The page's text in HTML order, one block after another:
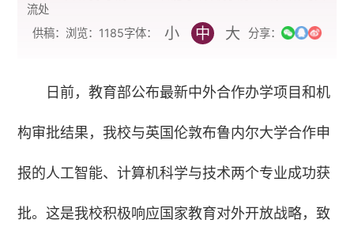
流处
供稿： 浏览： 1185字体： 小 中 大 分享：
日前，教育部公布最新中外合作办学项目和机
构审批结果，我校与英国伦敦布鲁内尔大学合作申
报的人工智能、计算机科学与技术两个专业成功获
批。这是我校积极响应国家教育对外开放战略，致